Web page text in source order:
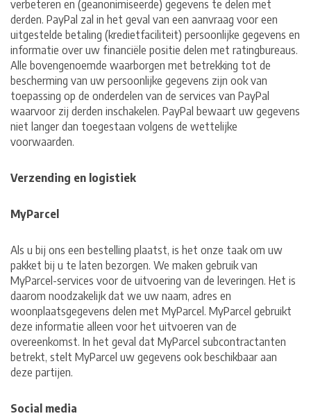
verbeteren en (geanonimiseerde) gegevens te delen met
derden. PayPal zal in het geval van een aanvraag voor een
uitgestelde betaling (kredietfaciliteit) persoonlijke gegevens en
informatie over uw financiële positie delen met ratingbureaus.
Alle bovengenoemde waarborgen met betrekking tot de
bescherming van uw persoonlijke gegevens zijn ook van
toepassing op de onderdelen van de services van PayPal
waarvoor zij derden inschakelen. PayPal bewaart uw gegevens
niet langer dan toegestaan ​​volgens de wettelijke
voorwaarden.
Verzending en logistiek
MyParcel
Als u bij ons een bestelling plaatst, is het onze taak om uw
pakket bij u te laten bezorgen. We maken gebruik van
MyParcel-services voor de uitvoering van de leveringen. Het is
daarom noodzakelijk dat we uw naam, adres en
woonplaatsgegevens delen met MyParcel. MyParcel gebruikt
deze informatie alleen voor het uitvoeren van de
overeenkomst. In het geval dat MyParcel subcontractanten
betrekt, stelt MyParcel uw gegevens ook beschikbaar aan
deze partijen.
Social media